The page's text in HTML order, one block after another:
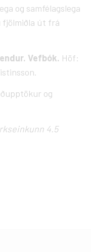
og samfélagslega
fjölmiðla út frá
Vefbók. Höf:
og
4.5